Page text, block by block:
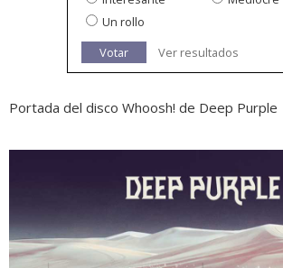
Un rollo
Votar
Ver resultados
Portada del disco Whoosh! de Deep Purple